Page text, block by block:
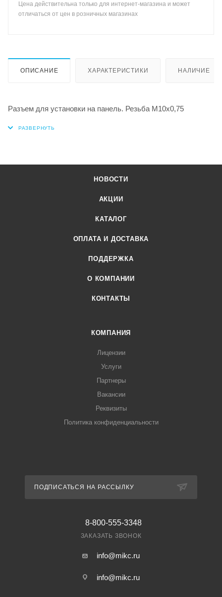
Цена действительна только для интернет-магазина и может
отличаться от цен в розничных магазинах
ОПИСАНИЕ ХАРАКТЕРИСТИКИ НАЛИЧИЕ
Разъем для установки на панель. Резьба М10х0,75
НОВОСТИ
АКЦИИ
КАТАЛОГ
ОПЛАТА И ДОСТАВКА
ПОДДЕРЖКА
О КОМПАНИИ
КОНТАКТЫ
КОМПАНИЯ
Лицензии
Услуги
Партнеры
Вакансии
Реквизиты
Политика конфиденциальности
ПОДПИСАТЬСЯ НА РАССЫЛКУ
8-800-555-3348
ЗАКАЗАТЬ ЗВОНОК
info@mikc.ru
info@mikc.ru